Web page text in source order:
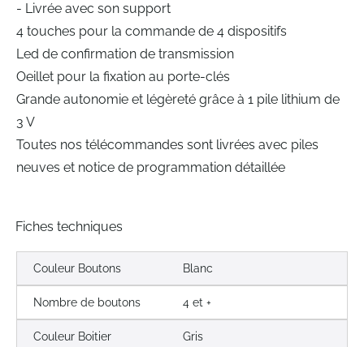
- Livrée avec son support
4 touches pour la commande de 4 dispositifs
Led de confirmation de transmission
Oeillet pour la fixation au porte-clés
Grande autonomie et légèreté grâce à 1 pile lithium de
3 V
Toutes nos télécommandes sont livrées avec piles
neuves et notice de programmation détaillée
Fiches techniques
Couleur Boutons Blanc
Nombre de boutons 4 et +
Couleur Boitier Gris